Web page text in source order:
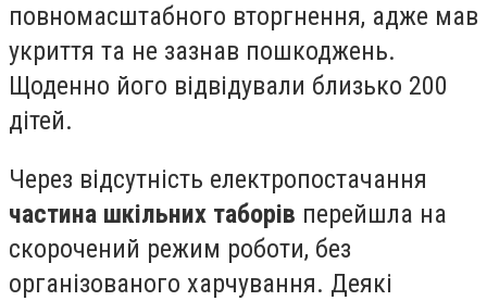
повномасштабного вторгнення, адже мав
укриття та не зазнав пошкоджень.
Щоденно його відвідували близько 200
дітей.
Через відсутність електропостачання
частина шкільних таборів перейшла на
скорочений режим роботи, без
організованого харчування. Деякі